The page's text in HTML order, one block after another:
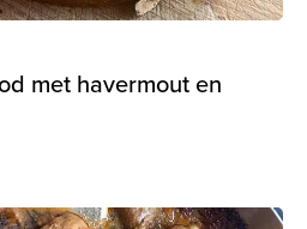
met havermout en